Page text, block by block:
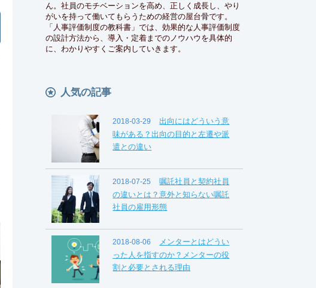
ん。社員のモチベーションを高め、正しく成長し、やり
がいを持って働いてもらうための経営の屋台骨です。
「人事評価制度の教科書」では、効果的な人事評価制度
の設計方法から、導入・定着までのノウハウを具体的
に、わかりやすくご案内していきます。
人気の記事
2018-03-29
出向にはどういう意
味がある？出向の目的と左遷や派
遣との違い
2018-07-25
嘱託社員と契約社員
の違いとは？意外と知らない嘱託
社員の雇用形態
2018-08-06
メンターとはどうい
った人を指すのか？メンターの役
割と必要とされる理由